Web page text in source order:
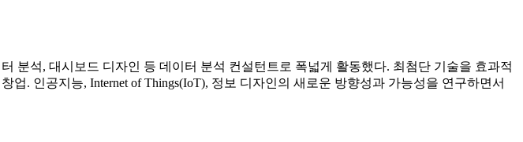
분석, 대시보드 디자인 등 데이터 분석 컨설턴트로 폭넓게 활동했다. 최첨단 기술을 효과적
. 인공지능, Internet of Things(IoT), 정보 디자인의 새로운 방향성과 가능성을 연구하면서